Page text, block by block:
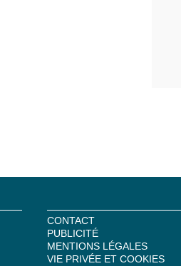
CONTACT
PUBLICITÉ
MENTIONS LÉGALES
VIE PRIVÉE ET COOKIES